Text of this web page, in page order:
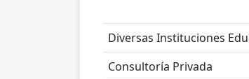
Diversas Instituciones
Consultoría Privada